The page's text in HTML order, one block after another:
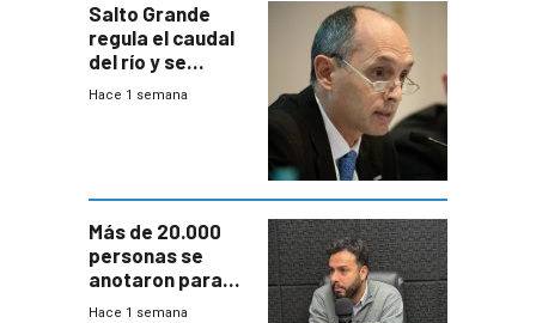
Salto Grande
regula el caudal
del río y se
prepara para un
Hace 1 semana
Más de 20.000
personas se
anotaron para
las pruebas
Hace 1 semana